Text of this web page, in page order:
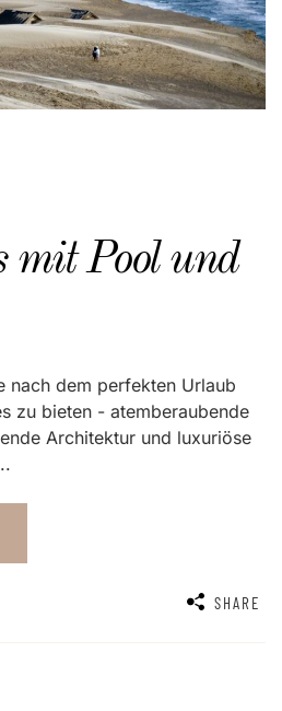
mit Pool und
nach dem perfekten Urlaub
zu bieten - atemberaubende
Architektur und luxuriöse
SHARE